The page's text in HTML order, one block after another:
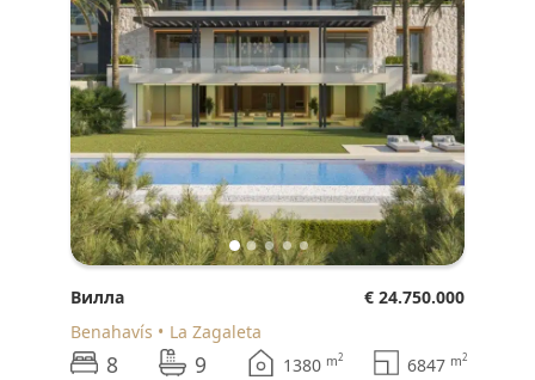
Вилла
€ 24.750.000
Benahavís
La Zagaleta
8 9 1380 m2 6847 m2